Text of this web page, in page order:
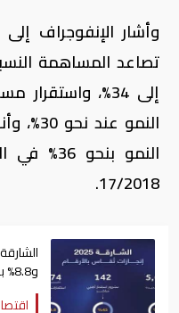
وأشار الإنفوجراف
تصاعد المساهمة
إلى 34%،
النمو
النمو
17/2018.
و8.8% بالاستثمارات الرأسمالية خلال 2025